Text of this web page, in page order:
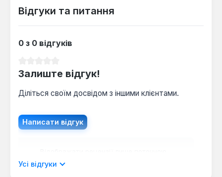
при використанні багатотарифних лічильників
електроенергії.
Відгуки та питання
0 з 0 відгуків
Залиште відгук!
Діліться своїм досвідом з іншими клієнтами.
Написати відгук
мовою.
Усі відгуки